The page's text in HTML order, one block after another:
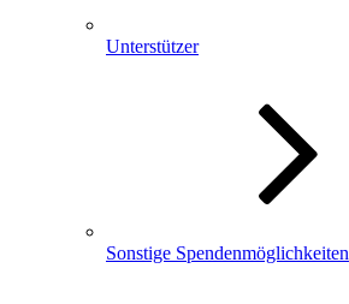
Unterstützer
Sonstige Spendenmöglichkeiten